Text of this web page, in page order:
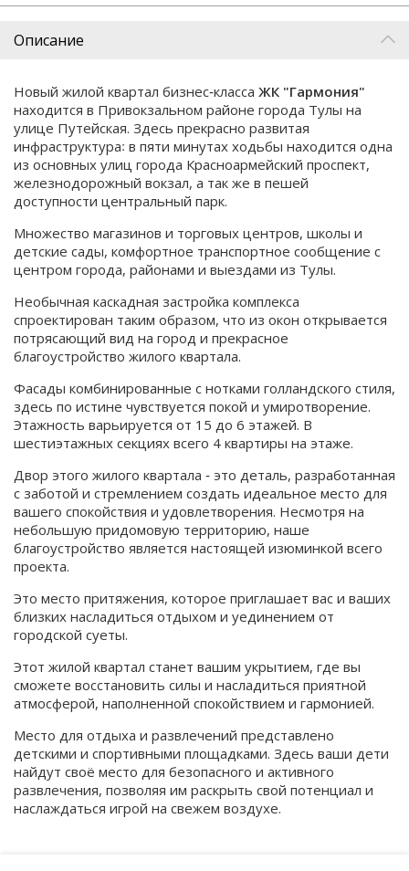
Описание
Новый жилой квартал бизнес‑класса ЖК "Гармония"
находится в Привокзальном районе города Тулы на
улице Путейская. Здесь прекрасно развитая
инфраструктура꞉ в пяти минутах ходьбы находится одна
из основных улиц города Красноармейский проспект,
железнодорожный вокзал, а так же в пешей
доступности центральный парк.
Множество магазинов и торговых центров, школы и
детские сады, комфортное транспортное сообщение с
центром города, районами и выездами из Тулы.
Необычная каскадная застройка комплекса
спроектирован таким образом, что из окон открывается
потрясающий вид на город и прекрасное
благоустройство жилого квартала.
Фасады комбинированные с нотками голландского стиля,
здесь по истине чувствуется покой и умиротворение.
Этажность варьируется от 15 до 6 этажей. В
шестиэтажных секциях всего 4 квартиры на этаже.
Двор этого жилого квартала ‑ это деталь, разработанная
с заботой и стремлением создать идеальное место для
вашего спокойствия и удовлетворения. Несмотря на
небольшую придомовую территорию, наше
благоустройство является настоящей изюминкой всего
проекта.
Это место притяжения, которое приглашает вас и ваших
близких насладиться отдыхом и уединением от
городской суеты.
Этот жилой квартал станет вашим укрытием, где вы
сможете восстановить силы и насладиться приятной
атмосферой, наполненной спокойствием и гармонией.
Место для отдыха и развлечений представлено
детскими и спортивными площадками. Здесь ваши дети
найдут своё место для безопасного и активного
развлечения, позволяя им раскрыть свой потенциал и
наслаждаться игрой на свежем воздухе.